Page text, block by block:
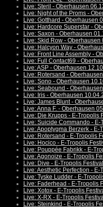
Live: Steril - Oberhausen
Live: Night of the Proms -
Live: Gotthard - Oberhausen
Live: Hardcore Superstar -
Live: Saxon - Oberhausen
Live: Skid Row - Oberhausen
Live: Halcyon Way -
Live: Front Line Assembly -
Live: Full Contact69 -
Live: ASP - Oberhausen
Live: Rotersand -
Live: Sono - Oberhausen
Live: Seabound -
Live: Iris - Oberhausen
Live: James Blunt -
Live: Anna F. - Oberhausen
Live: Die Krupps - E-Tropolis
Live: Suicide Commando -
Live: Apoptygma Berzerk -
Live: Rotersand - E-Tropolis
Live: Hocico - E-Tropolis
Live: Pouppée Fabrikk - E-
Live: Agonoize - E-Tropolis
Live: Dive - E-Tropolis
Live: Aesthetic Perfection -
Live: Tyske Ludder - E-
Live: Faderhead - E-Tropolis
Live: Xotox - E-Tropolis
Live: X-RX - E-Tropolis
Live: Steinkind - E-Tropolis